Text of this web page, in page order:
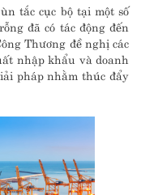
tắc cục bộ tại một số
đã có tác động đến
Thương đề nghị các
nhập khẩu và doanh
pháp nhằm thúc đẩy